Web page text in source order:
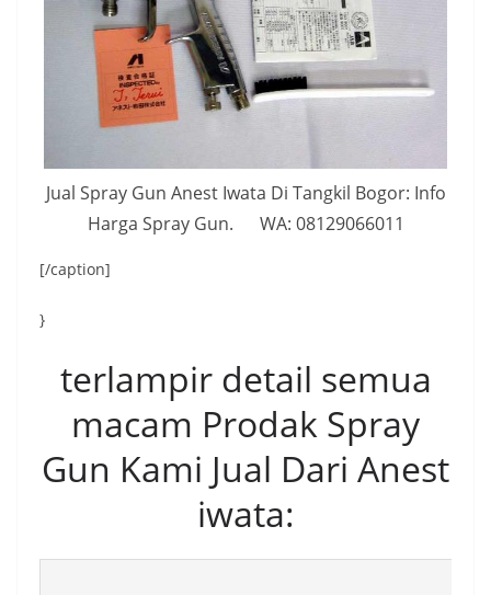
Jual Spray Gun Anest Iwata Di Tangkil Bogor: Info
Harga Spray Gun. WA: 08129066011
[/caption]
}
terlampir detail semua
macam Prodak Spray
Gun Kami Jual Dari Anest
iwata: